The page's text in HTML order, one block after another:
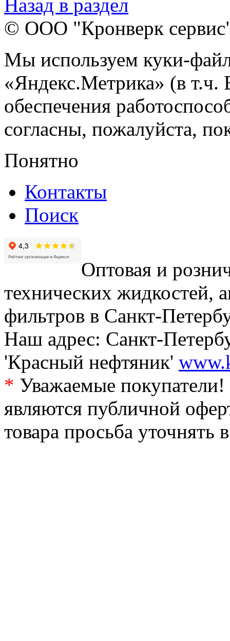
Назад в раздел
© ООО "Кронверк
Мы используем куки-
«Яндекс.Метрика» (в т.ч.
обеспечения
согласны, пожалуйста,
Понятно
Контакты
Поиск
Оптовая и
технических жидкостей,
фильтров в Санкт-
Наш адрес: Санкт-
'Красный нефтяник'
* Уважаемые
являются публичной
товара просьба уточнять